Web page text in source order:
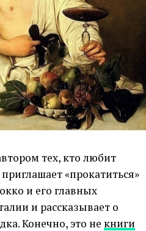
тех, кто любит
«прокатиться»
и его главных
и рассказывает о
Конечно, это не книги